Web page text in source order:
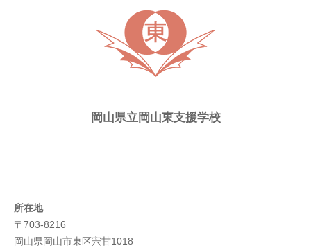
岡山県立岡山東支援学校
所在地
〒703-8216
岡山県岡山市東区宍甘1018